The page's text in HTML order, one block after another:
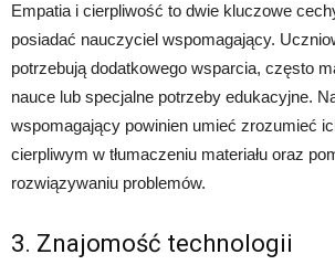
Empatia i cierpliwość to dwie kluczowe
posiadać nauczyciel wspomagający.
potrzebują dodatkowego wsparcia, często
nauce lub specjalne potrzeby edukacyjne.
wspomagający powinien umieć zrozumieć
cierpliwym w tłumaczeniu materiału oraz
rozwiązywaniu problemów.
3. Znajomość technologii